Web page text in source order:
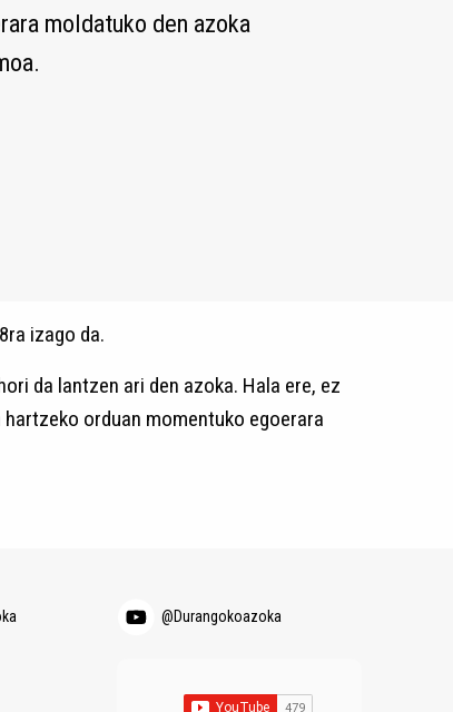
moldatuko den azoka
izago da.
da lantzen ari den azoka. Hala ere, ez
orduan momentuko egoerara
@Durangokoazoka